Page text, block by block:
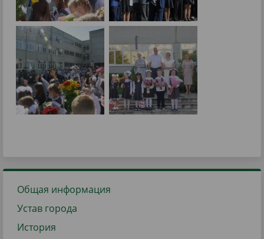
Общая информация
Устав города
История